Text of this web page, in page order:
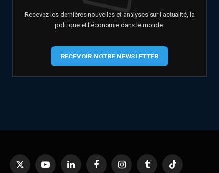
Recevez les dernières nouvelles et analyses sur l'actualité, la
politique et l'économie dans le monde.
RECEVOIR NOTRE NEWSLETTER
X
YouTubeLinkedIn FacebookInstagramTumblr TikTok